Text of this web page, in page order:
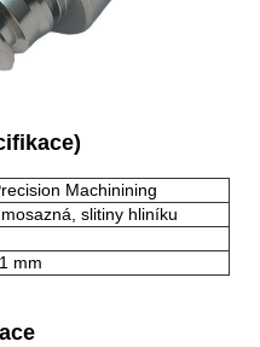
Machinining
slitiny hliníku
mm